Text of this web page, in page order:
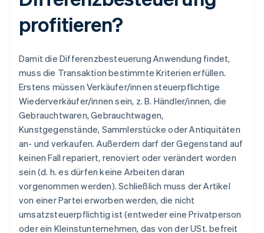
profitieren?
Damit die Differenzbesteuerung Anwendung findet,
muss die Transaktion bestimmte Kriterien erfüllen.
Erstens müssen Verkäufer/innen steuerpflichtige
Wiederverkäufer/innen sein, z. B. Händler/innen, die
Gebrauchtwaren, Gebrauchtwagen,
Kunstgegenstände, Sammlerstücke oder Antiquitäten
an- und verkaufen. Außerdem darf der Gegenstand auf
keinen Fall repariert, renoviert oder verändert worden
sein (d. h. es dürfen keine Arbeiten daran
vorgenommen werden). Schließlich muss der Artikel
von einer Partei erworben werden, die nicht
umsatzsteuerpflichtig ist (entweder eine Privatperson
oder ein Kleinstunternehmen, das von der USt. befreit